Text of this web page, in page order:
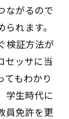
ながるので
れます。
検証方法が
セッサに当
もわかり
学生時代に
員免許を更